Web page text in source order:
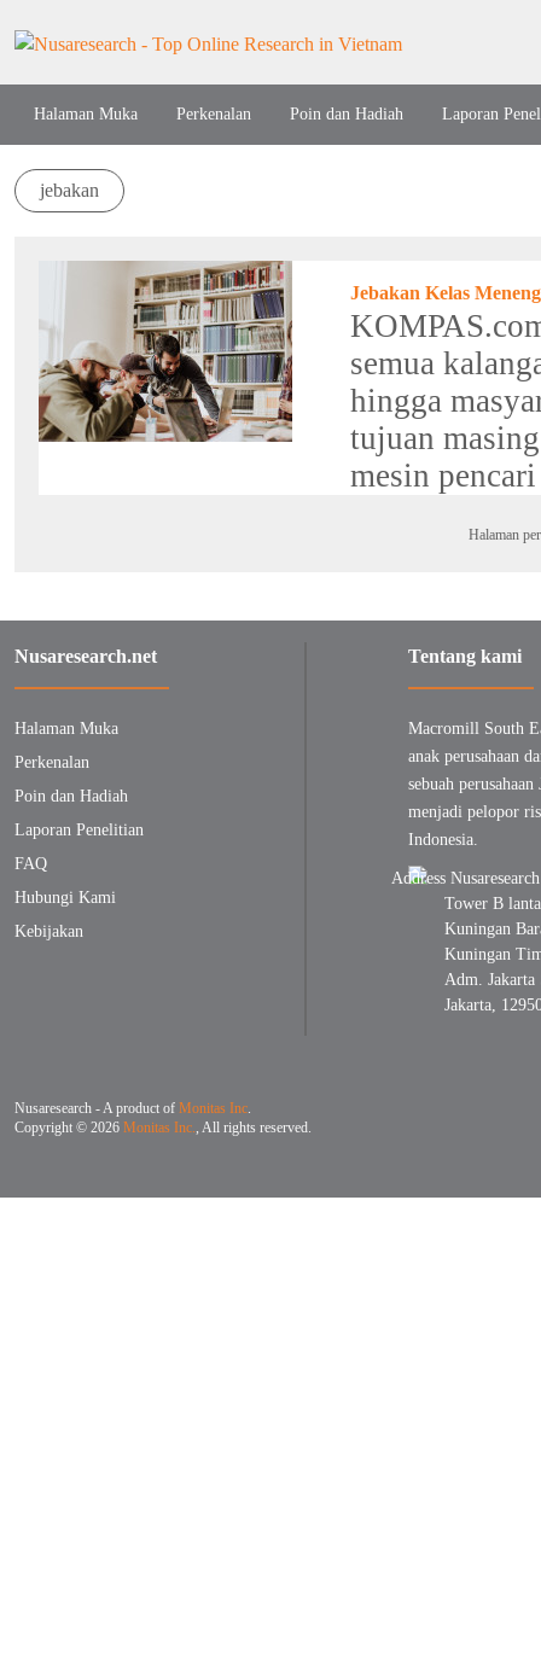
Halaman Muka Perkenalan Poin dan Hadiah Laporan
jebakan
Jebakan Kelas
semua
hingga
tujuan
mesin
Halaman
Nusaresearch.net
Halaman Muka
Perkenalan
Poin dan Hadiah
Laporan Penelitian
FAQ
Hubungi Kami
Kebijakan
Tentang kami
Macromill South
anak perusahaan
sebuah perusahaan
menjadi pelopor
Indonesia.
Tower B
Kuningan
Kuningan
Adm.
Jakarta,
Nusaresearch - A product of Monitas Inc.
Copyright © 2026 Monitas Inc., All rights reserved.